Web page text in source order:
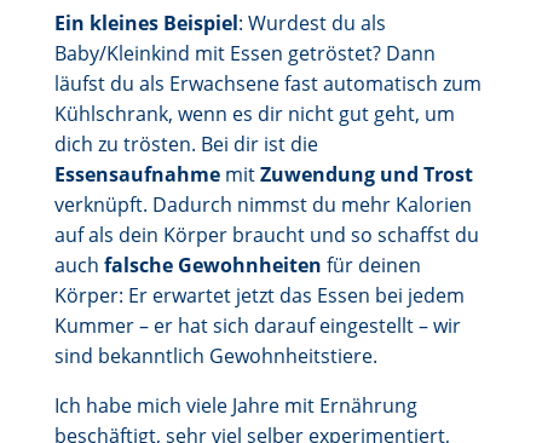
Ein kleines Beispiel: Wurdest du als
Baby/Kleinkind mit Essen getröstet? Dann
läufst du als Erwachsene fast automatisch zum
Kühlschrank, wenn es dir nicht gut geht, um
dich zu trösten. Bei dir ist die
EssensaufnahmemitZuwendung und Trost
verknüpft. Dadurch nimmst du mehr Kalorien
auf als dein Körper braucht und so schaffst du
auch falsche Gewohnheiten für deinen
Körper: Er erwartet jetzt das Essen bei jedem
Kummer – er hat sich darauf eingestellt – wir
sind bekanntlich Gewohnheitstiere.
Ich habe mich viele Jahre mit Ernährung
beschäftigt, sehr viel selber experimentiert,